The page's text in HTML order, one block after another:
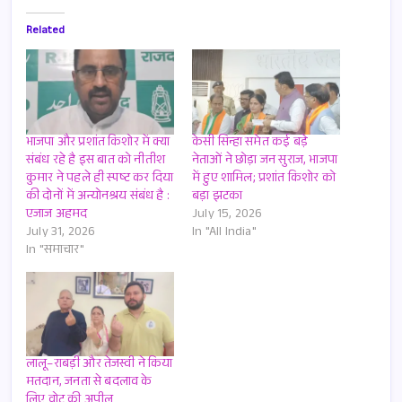
Related
भाजपा और प्रशांत किशोर में क्या
संबंध रहे है इस बात को नीतीश
कुमार ने पहले ही स्पष्ट कर दिया
की दोनों में अन्योनश्रय संबंध है :
एजाज अहमद
July 31, 2026
In "समाचार"
केसी सिन्हा समेत कई बड़े
नेताओं ने छोड़ा जन सुराज, भाजपा
में हुए शामिल; प्रशांत किशोर को
बड़ा झटका
July 15, 2026
In "All India"
लालू–राबड़ी और तेजस्वी ने किया
मतदान, जनता से बदलाव के